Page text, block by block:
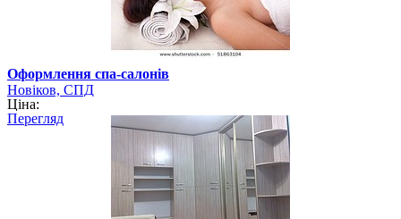
Оформлення спа-салонів
Новіков, СПД
Ціна:
Перегляд